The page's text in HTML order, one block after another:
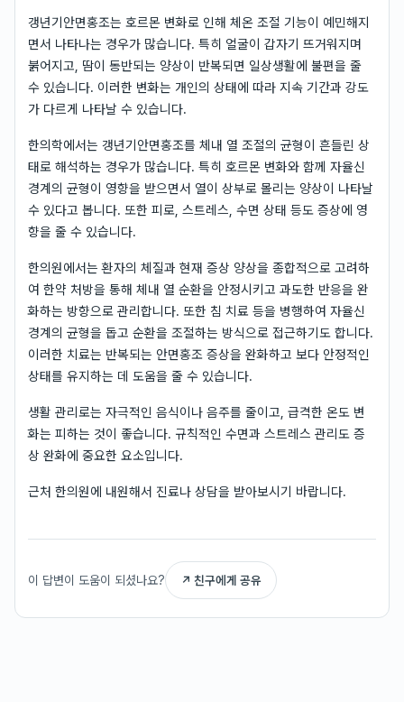
갱년기안면홍조는 호르몬 변화로 인해 체온 조절 기능이 예민해지
면서 나타나는 경우가 많습니다. 특히 얼굴이 갑자기 뜨거워지며
붉어지고, 땀이 동반되는 양상이 반복되면 일상생활에 불편을 줄
수 있습니다. 이러한 변화는 개인의 상태에 따라 지속 기간과 강도
가 다르게 나타날 수 있습니다.
한의학에서는 갱년기안면홍조를 체내 열 조절의 균형이 흔들린 상
태로 해석하는 경우가 많습니다. 특히 호르몬 변화와 함께 자율신
경계의 균형이 영향을 받으면서 열이 상부로 몰리는 양상이 나타날
수 있다고 봅니다. 또한 피로, 스트레스, 수면 상태 등도 증상에 영
향을 줄 수 있습니다.
한의원에서는 환자의 체질과 현재 증상 양상을 종합적으로 고려하
여 한약 처방을 통해 체내 열 순환을 안정시키고 과도한 반응을 완
화하는 방향으로 관리합니다. 또한 침 치료 등을 병행하여 자율신
경계의 균형을 돕고 순환을 조절하는 방식으로 접근하기도 합니다.
이러한 치료는 반복되는 안면홍조 증상을 완화하고 보다 안정적인
상태를 유지하는 데 도움을 줄 수 있습니다.
생활 관리로는 자극적인 음식이나 음주를 줄이고, 급격한 온도 변
화는 피하는 것이 좋습니다. 규칙적인 수면과 스트레스 관리도 증
상 완화에 중요한 요소입니다.
근처 한의원에 내원해서 진료나 상담을 받아보시기 바랍니다.
이 답변이 도움이 되셨나요? ↗ 친구에게 공유